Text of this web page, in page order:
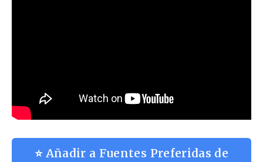
⭐ Añadir a Fuentes Preferidas de